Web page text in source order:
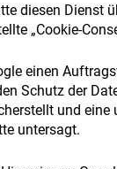
diesen Dienst
„Cookie-
einen
Schutz der
und eine
untersagt.